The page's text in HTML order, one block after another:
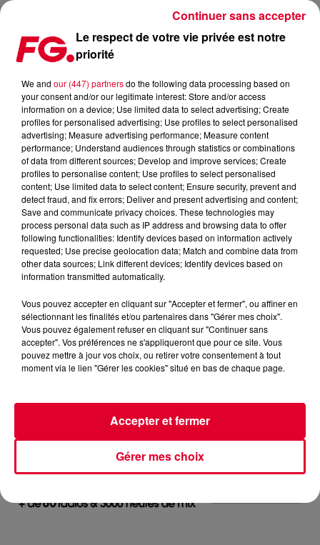
MUSIC STORY DU JOUR : BON ENTENDEUR
Publié : 23 novembre 2023 à 11h36 par Christophe
HUBERT
Le respect de votre vie privée est notre
priorité
We and our (447) partnersdo the following data processing based on
your consent and/or our legitimate interest: Store and/or access
information on a device; Use limited data to select advertising; Create
profiles for personalised advertising; Use profiles to select personalised
advertising; Measure advertising performance; Measure content
performance; Understand audiences through statistics or combinations
of data from different sources; Develop and improve services; Create
profiles to personalise content; Use profiles to select personalised
content; Use limited data to select content; Ensure security, prevent and
detect fraud, and fix errors; Deliver and present advertising and content;
Save and communicate privacy choices. These technologies may
process personal data such as IP address and browsing data to offer
following functionalities: Identify devices based on information actively
requested; Use precise geolocation data; Match and combine data from
other data sources; Link different devices; Identify devices based on
information transmitted automatically.
Vous pouvez accepter en cliquant sur "Accepter et fermer", ou affiner en
sélectionnant les finalités et/ou partenaires dans "Gérer mes choix".
Vous pouvez également refuser en cliquant sur "Continuer sans
accepter". Vos préférences ne s'appliqueront que pour ce site. Vous
pouvez mettre à jour vos choix, ou retirer votre consentement à tout
moment via le lien "Gérer les cookies" situé en bas de chaque page.
Gérer mes choix
Accepter et fermer
Continuer sans accepter